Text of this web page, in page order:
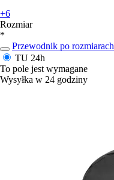
+6
Rozmiar
*
Przewodnik po rozmiarach
TU 24h
To pole jest wymagane
Wysyłka w 24 godziny